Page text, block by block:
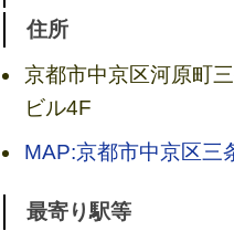
住所
京都市中京区河原町
ビル4F
MAP:京都市中京区三
最寄り駅等